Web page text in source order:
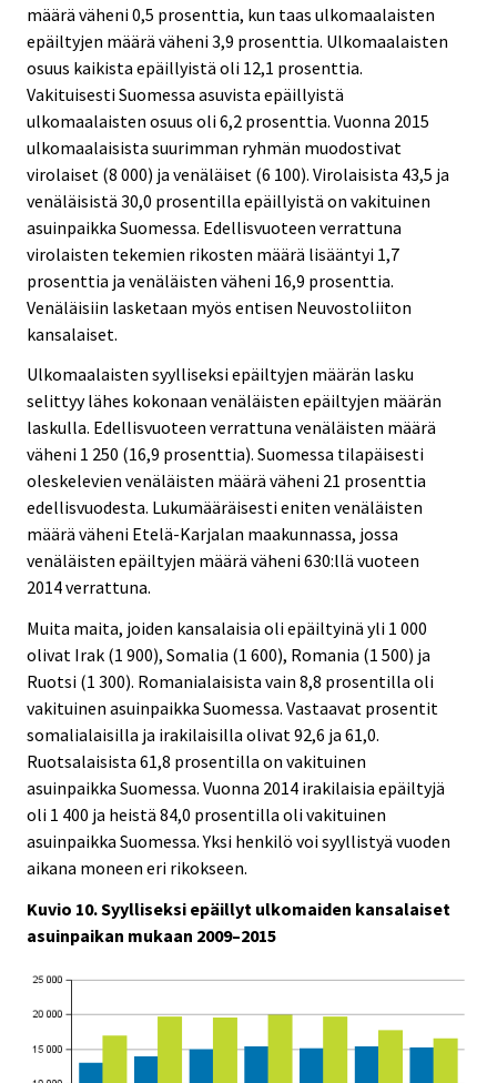
määrä väheni 0,5 prosenttia, kun taas ulkomaalaisten
epäiltyjen määrä väheni 3,9 prosenttia. Ulkomaalaisten
osuus kaikista epäillyistä oli 12,1 prosenttia.
Vakituisesti Suomessa asuvista epäillyistä
ulkomaalaisten osuus oli 6,2 prosenttia. Vuonna 2015
ulkomaalaisista suurimman ryhmän muodostivat
virolaiset (8 000) ja venäläiset (6 100). Virolaisista 43,5 ja
venäläisistä 30,0 prosentilla epäillyistä on vakituinen
asuinpaikka Suomessa. Edellisvuoteen verrattuna
virolaisten tekemien rikosten määrä lisääntyi 1,7
prosenttia ja venäläisten väheni 16,9 prosenttia.
Venäläisiin lasketaan myös entisen Neuvostoliiton
kansalaiset.
Ulkomaalaisten syylliseksi epäiltyjen määrän lasku
selittyy lähes kokonaan venäläisten epäiltyjen määrän
laskulla. Edellisvuoteen verrattuna venäläisten määrä
väheni 1 250 (16,9 prosenttia). Suomessa tilapäisesti
oleskelevien venäläisten määrä väheni 21 prosenttia
edellisvuodesta. Lukumääräisesti eniten venäläisten
määrä väheni Etelä-Karjalan maakunnassa, jossa
venäläisten epäiltyjen määrä väheni 630:llä vuoteen
2014 verrattuna.
Muita maita, joiden kansalaisia oli epäiltyinä yli 1 000
olivat Irak (1 900), Somalia (1 600), Romania (1 500) ja
Ruotsi (1 300). Romanialaisista vain 8,8 prosentilla oli
vakituinen asuinpaikka Suomessa. Vastaavat prosentit
somalialaisilla ja irakilaisilla olivat 92,6 ja 61,0.
Ruotsalaisista 61,8 prosentilla on vakituinen
asuinpaikka Suomessa. Vuonna 2014 irakilaisia epäiltyjä
oli 1 400 ja heistä 84,0 prosentilla oli vakituinen
asuinpaikka Suomessa. Yksi henkilö voi syyllistyä vuoden
aikana moneen eri rikokseen.
Kuvio 10. Syylliseksi epäillyt ulkomaiden kansalaiset
asuinpaikan mukaan 2009–2015